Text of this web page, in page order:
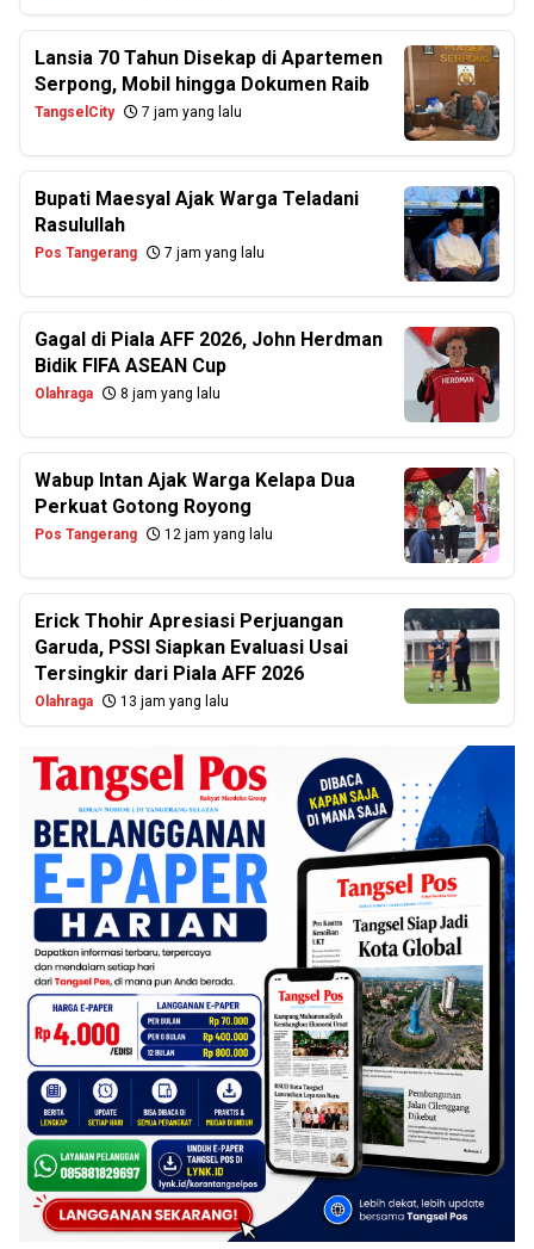
Lansia 70 Tahun Disekap di Apartemen
Serpong, Mobil hingga Dokumen Raib
TangselCity 7 jam yang lalu
Bupati Maesyal Ajak Warga Teladani
Rasulullah
Pos Tangerang 7 jam yang lalu
Gagal di Piala AFF 2026, John Herdman
Bidik FIFA ASEAN Cup
Olahraga 8 jam yang lalu
Wabup Intan Ajak Warga Kelapa Dua
Perkuat Gotong Royong
Pos Tangerang 12 jam yang lalu
Erick Thohir Apresiasi Perjuangan
Garuda, PSSI Siapkan Evaluasi Usai
Tersingkir dari Piala AFF 2026
Olahraga 13 jam yang lalu